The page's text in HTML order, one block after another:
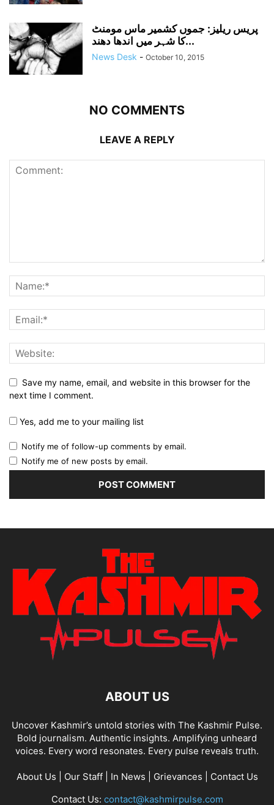
پریس ریلیز: جموں کشمیر ماس مومنٹ
کا شہر میں اندھا دھند...
News Desk - October 10, 2015
NO COMMENTS
LEAVE A REPLY
Save my name, email, and website in this browser for the
next time I comment.
Yes, add me to your mailing list
Notify me of follow-up comments by email.
Notify me of new posts by email.
ABOUT US
Uncover Kashmir’s untold stories with The Kashmir Pulse.
Bold journalism. Authentic insights. Amplifying unheard
voices. Every word resonates. Every pulse reveals truth.
About Us Our Staff| In News Grievances
Contact Us
Contact Us: contact@kashmirpulse.com